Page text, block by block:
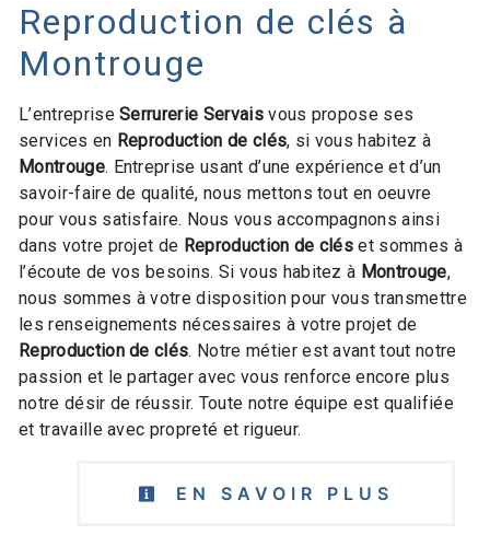
Reproduction de clés à
Montrouge
L’entrepriseSerrurerie Servaisvous propose ses
services en Reproduction de clés, si vous habitez à
Montrouge. Entreprise usant d’une expérience et d’un
savoir-faire de qualité, nous mettons tout en oeuvre
pour vous satisfaire. Nous vous accompagnons ainsi
dans votre projet de Reproduction de clés et sommes à
l’écoute de vos besoins. Si vous habitez à Montrouge,
nous sommes à votre disposition pour vous transmettre
les renseignements nécessaires à votre projet de
Reproduction de clés. Notre métier est avant tout notre
passion et le partager avec vous renforce encore plus
notre désir de réussir. Toute notre équipe est qualifiée
et travaille avec propreté et rigueur.
EN SAVOIR PLUS